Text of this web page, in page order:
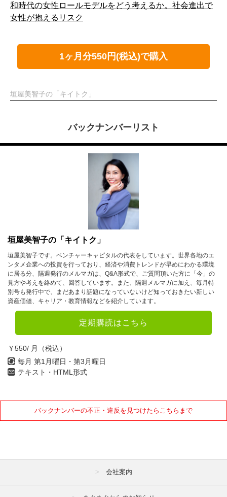
和時代の女性ロールモデルをどう考えるか。社会進出で
女性が抱えるリスク
1ヶ月分550円(税込)で購入
垣屋美智子の「キイトク」
バックナンバーリスト
垣屋美智子の「キイトク」
垣屋美智子です。ベンチャーキャピタルの代表をしています。世界各地のエ
ンタメ企業への投資を行っており、経済や消費トレンドが早めにわかる環境
に居る分、隔週発行のメルマガは、Q&A形式で、ご質問頂いた方に「今」の
見方や考えを絡めて、回答しています。また、隔週メルマガに加え、毎月特
別号も発行中で、まだあまり話題になっていないけど知っておきたい新しい
資産価値、キャリア・教育情報などを紹介しています。
定期購読はこちら
￥550/ 月（税込）
毎月 第1月曜日・第3月曜日
テキスト・HTML形式
バックナンバーの不正・違反を見つけたらこちらまで
会社案内